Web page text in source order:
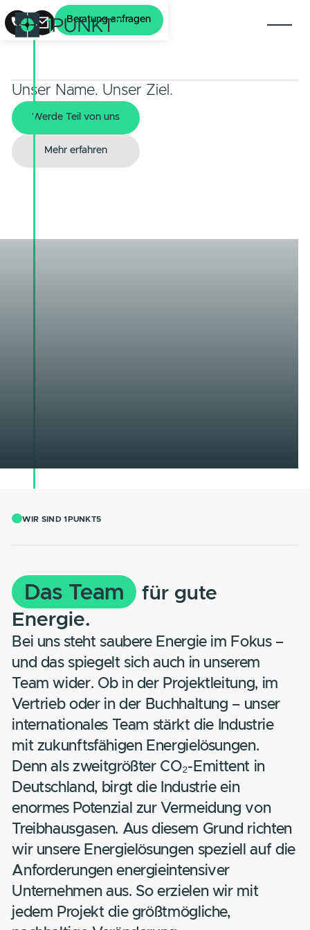
Beratung anfragen
Unser Name. Unser Ziel.
Werde Teil von uns
Werde Teil von uns
Mehr erfahren
Wir sind 1PUNKT5.
WIR SIND 1PUNKT5
Das Team
für gute
Energie.
Bei uns steht saubere Energie im Fokus
und das spiegelt sich auch in unserem
Team wider. Ob in der Projektleitung, im
Vertrieb oder in der Buchhaltung –
internationales Team stärkt die Industrie
mit zukunftsfähigen Energielösungen.
Denn als zweitgrößter CO₂-Emittent in
Deutschland, birgt die Industrie ein
enormes Potenzial zur Vermeidung von
Treibhausgasen. Aus diesem Grund